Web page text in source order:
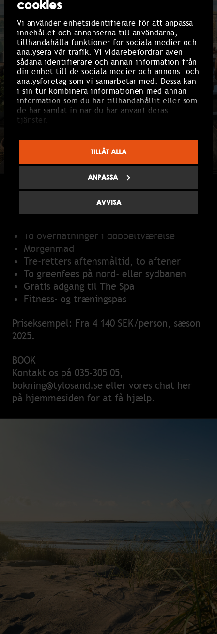
cookies
Vi använder enhetsidentifierare för att anpassa
innehållet och annonserna till användarna,
tillhandahålla funktioner för sociala medier och
analysera vår trafik. Vi vidarebefordrar även
sådana identifierare och annan information från
din enhet till de sociala medier och annons- och
analysföretag som vi samarbetar med. Dessa kan
i sin tur kombinera informationen med annan
information som du har tillhandahållit eller som
de har samlat in när du har använt deras
tjänster.
TILLÅT ALLA
ANPASSA
AVVISA
GOLF- OG SPAPAKKE HGK – 2
OVERNATNINGER
To overnatninger i dobbeltværelse
Morgenmad
Tre-retters aftensmåltid, to aftener
To greenfees på nord- eller sydbanen
Gratis adgang til The Spa
Fitness- og træningspas
Priseksempel: Fra 4 140 SEK/person, sæson
2025.
BOOK
Kontakt os på 035-305 05,
bokning@tylosand.se eller vores chat her
på hjemmesiden for at få hjælp.